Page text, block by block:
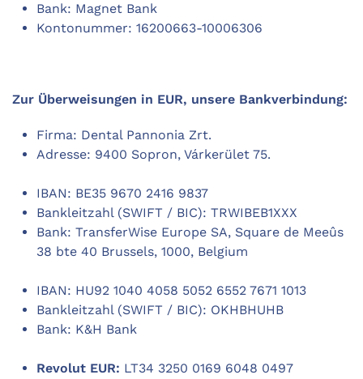
Bank: Magnet Bank
Kontonummer: 16200663-10006306
Zur Überweisungen in EUR, unsere Bankverbindung:
Firma: Dental Pannonia Zrt.
Adresse: 9400 Sopron, Várkerület 75.
IBAN: BE35 9670 2416 9837
Bankleitzahl (SWIFT / BIC): TRWIBEB1XXX
Bank: TransferWise Europe SA, Square de Meeûs
38 bte 40 Brussels, 1000, Belgium
IBAN: HU92 1040 4058 5052 6552 7671 1013
Bankleitzahl (SWIFT / BIC): OKHBHUHB
Bank: K&H Bank
Revolut EUR: LT34 3250 0169 6048 0497